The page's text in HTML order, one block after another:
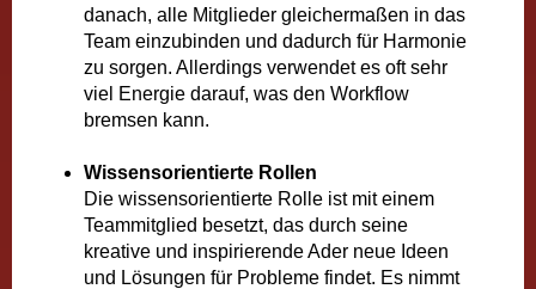
danach, alle Mitglieder gleichermaßen in das
Team einzubinden und dadurch für Harmonie
zu sorgen. Allerdings verwendet es oft sehr
viel Energie darauf, was den Workflow
bremsen kann.
Wissensorientierte Rollen
Die wissensorientierte Rolle ist mit einem
Teammitglied besetzt, das durch seine
kreative und inspirierende Ader neue Ideen
und Lösungen für Probleme findet. Es nimmt